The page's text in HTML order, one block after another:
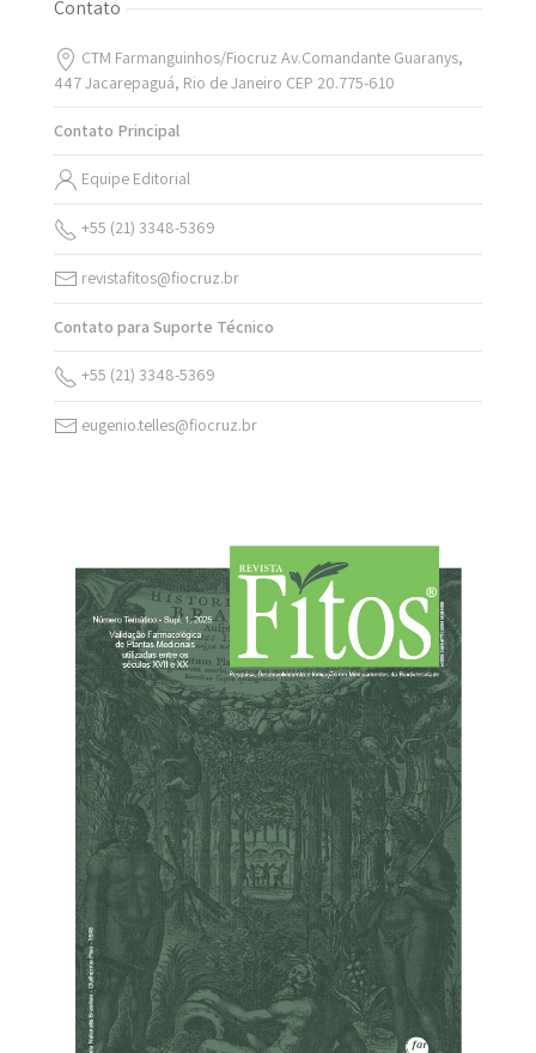
Contato
CTM Farmanguinhos/Fiocruz Av.Comandante Guaranys,
447 Jacarepaguá, Rio de Janeiro CEP 20.775-610
Contato Principal
Equipe Editorial
+55 (21) 3348-5369
revistafitos@fiocruz.br
Contato para Suporte Técnico
+55 (21) 3348-5369
eugenio.telles@fiocruz.br